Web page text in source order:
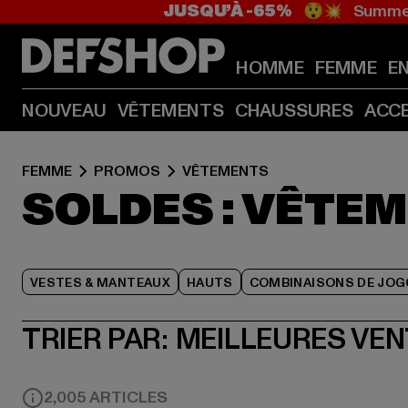
JUSQU’À -65% 😲💥
HOMME FEMME
NOUVEAU VÊTEMENTS CHAUSSURES
FEMME PROMOS VÊTEMENTS
SOLDES :
VESTES & MANTEAUX HAUTS COMBINAISONS DE
TRIER PAR: MEILLEURES
2,005 ARTICLES